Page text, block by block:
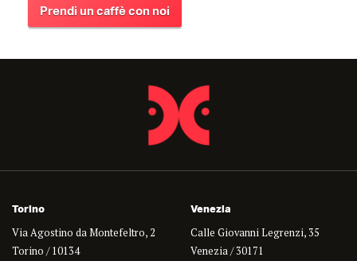
Prendi un caffè con noi
Torino
Via Agostino da Montefeltro, 2
Torino / 10134
Venezia
Calle Giovanni Legrenzi, 35
Venezia / 30171